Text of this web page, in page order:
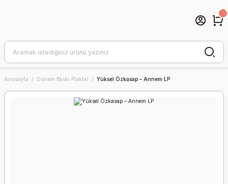
Anasayfa Dönem Baskı Plaklar Yüksel Özkasap – Annem LP